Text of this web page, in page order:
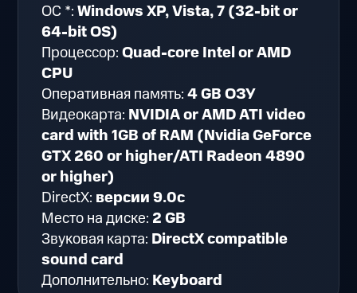
ОС *:Windows XP, Vista, 7 (32-bit or
64-bit OS)
Процессор:Quad-core Intel or AMD
CPU
Оперативная память:4 GB ОЗУ
Видеокарта: NVIDIA or AMD ATI video
card with 1GB of RAM (Nvidia GeForce
GTX 260 or higher/ATI Radeon 4890
or higher)
DirectX: версии 9.0c
Место на диске: 2 GB
Звуковая карта: DirectX compatible
sound card
Дополнительно: Keyboard